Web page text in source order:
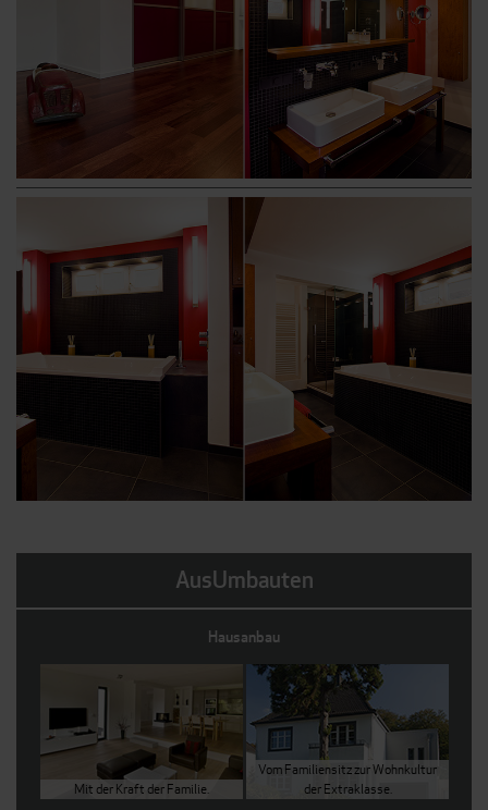
AusUmbauten
Hausanbau
Mit der Kraft der Familie.
Vom Familiensitz zur Wohnkultur
der Extraklasse.